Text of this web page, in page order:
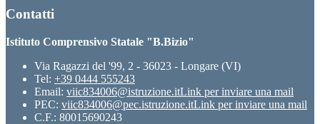
Contatti
Istituto Comprensivo Statale "B.Bizio"
Via Ragazzi del '99, 2 - 36023 - Longare (VI)
Tel: +39 0444 555243
Email: viic834006@istruzione.itLink per inviare una mail
PEC: viic834006@pec.istruzione.itLink per inviare una mail
C.F.: 80015690243